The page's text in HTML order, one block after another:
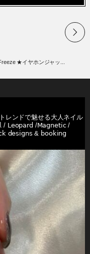
★イヤホンジャッ...
レンドで魅せる大人ネイル
/ 𝖫𝖾𝗈𝗉𝖺𝗋𝖽 /𝖬𝖺𝗀𝗇𝖾𝗍𝗂𝖼 /
𝖽𝖾𝗌𝗂𝗀𝗇𝗌 & 𝖻𝗈𝗈𝗄𝗂𝗇𝗀